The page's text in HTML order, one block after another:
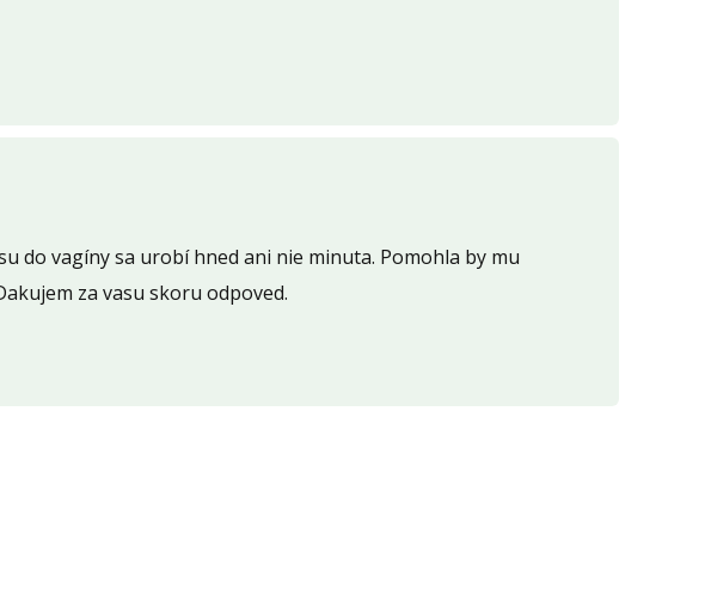
do vagíny sa urobí hned ani nie minuta. Pomohla by mu
za vasu skoru odpoved.